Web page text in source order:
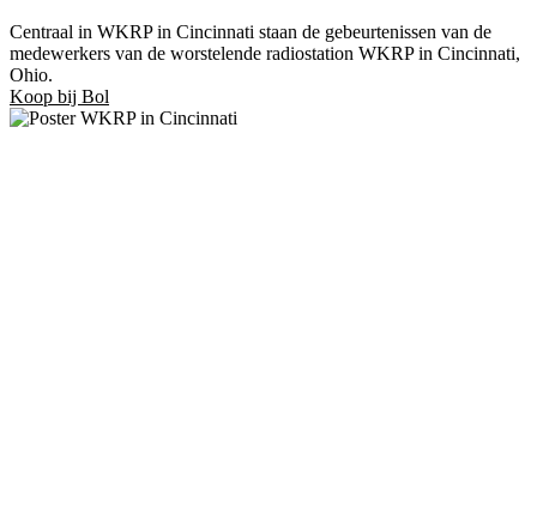
Centraal in WKRP in Cincinnati staan de gebeurtenissen van de
medewerkers van de worstelende radiostation WKRP in Cincinnati,
Ohio.
Koop bij Bol